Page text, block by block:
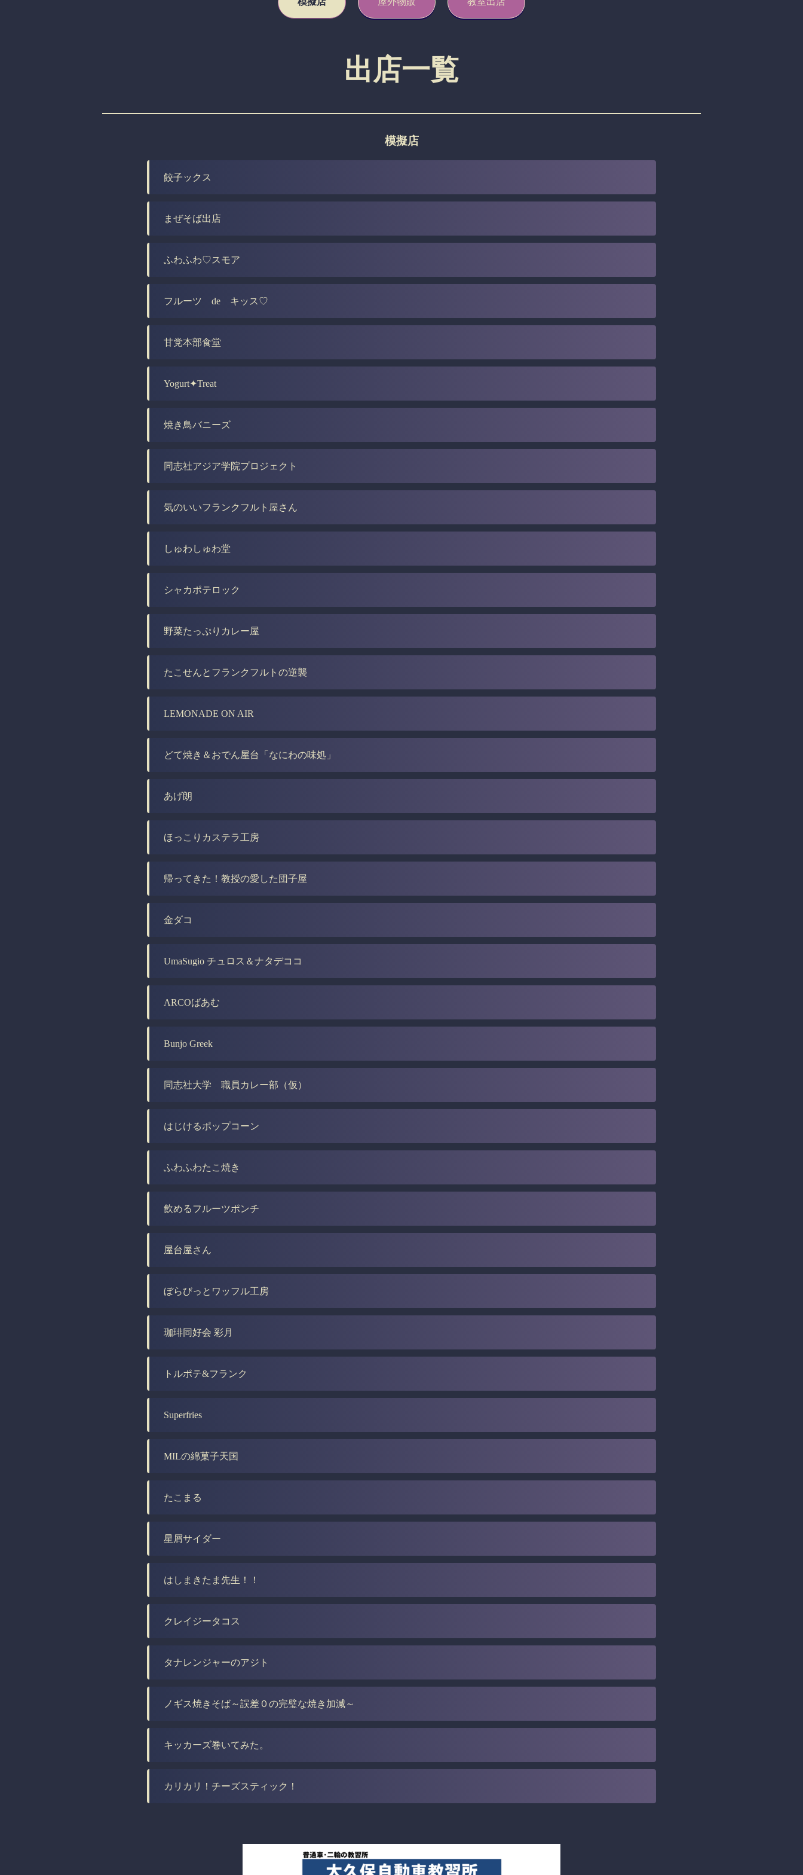
出店一覧
模擬店
餃子ックス
まぜそば出店
ふわふわ♡スモア
フルーツ de キッス♡
甘党本部食堂
Yogurt✦Treat
焼き鳥バニーズ
同志社アジア学院プロジェクト
気のいいフランクフルト屋さん
しゅわしゅわ堂
シャカポテロック
野菜たっぷりカレー屋
たこせんとフランクフルトの逆襲
LEMONADE ON AIR
どて焼き＆おでん屋台「なにわの味処」
あげ朗
ほっこりカステラ工房
帰ってきた！教授の愛した団子屋
金ダコ
UmaSugio チュロス＆ナタデココ
ARCOばあむ
Bunjo Greek
同志社大学 職員カレー部（仮）
はじけるポップコーン
ふわふわたこ焼き
飲めるフルーツポンチ
屋台屋さん
ぼらびっとワッフル工房
珈琲同好会 彩月
トルポテ&フランク
Superfries
MILの綿菓子天国
たこまる
星屑サイダー
はしまきたま先生！！
クレイジータコス
タナレンジャーのアジト
ノギス焼きそば～誤差０の完璧な焼き加減～
キッカーズ巻いてみた。
カリカリ！チーズスティック！